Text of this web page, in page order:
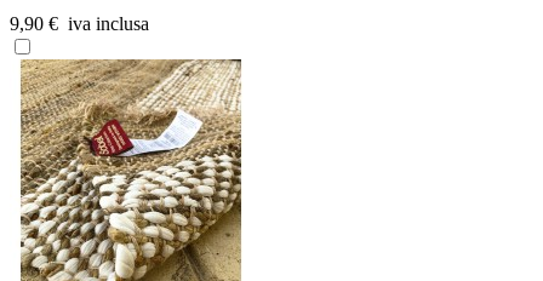
9,90 € iva inclusa